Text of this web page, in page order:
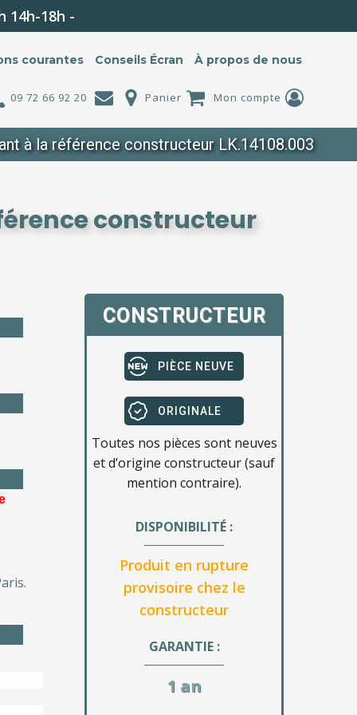
14h-18h -
courantes Conseils Écran À propos de nous
09 72 66 92 20 Panier Mon compte
à la référence constructeur LK.14108.003
constructeur
CONSTRUCTEUR
PIÈCE NEUVE
ORIGINALE
Toutes nos pièces sont neuves
et d’origine constructeur (sauf
mention contraire).
DISPONIBILITÉ :
Produit en rupture
provisoire chez le
constructeur
GARANTIE :
1 an